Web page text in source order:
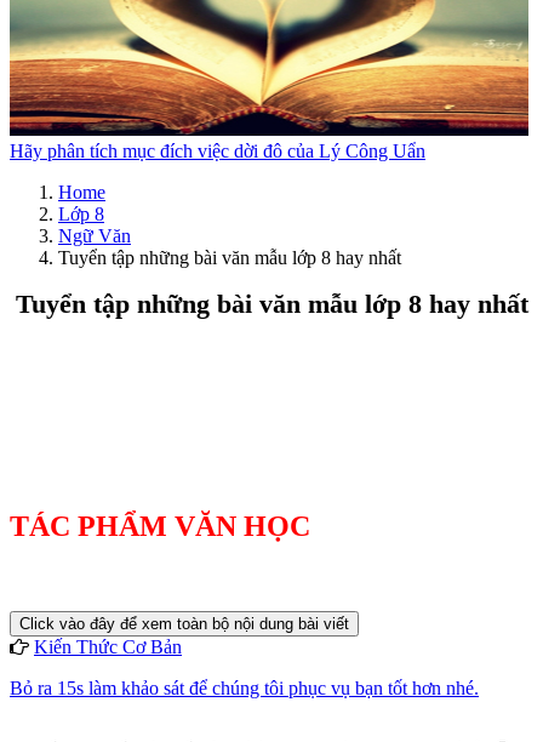
Hãy phân tích mục đích việc dời đô của Lý Công Uẩn
Home
Lớp 8
Ngữ Văn
Tuyển tập những bài văn mẫu lớp 8 hay nhất
Tuyển tập những bài văn mẫu lớp 8 hay nhất
TÁC PHẨM VĂN HỌC
Click vào đây để xem toàn bộ nội dung bài viết
Kiến Thức Cơ Bản
Bỏ ra 15s làm khảo sát để chúng tôi phục vụ bạn tốt hơn nhé.